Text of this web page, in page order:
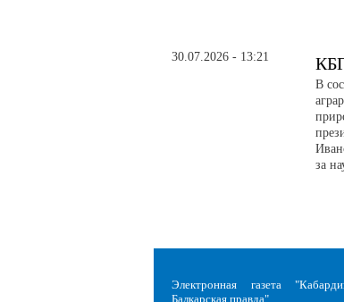
30.07.2026 - 13:21
В
за
Электронная газета
Балкарская правда"